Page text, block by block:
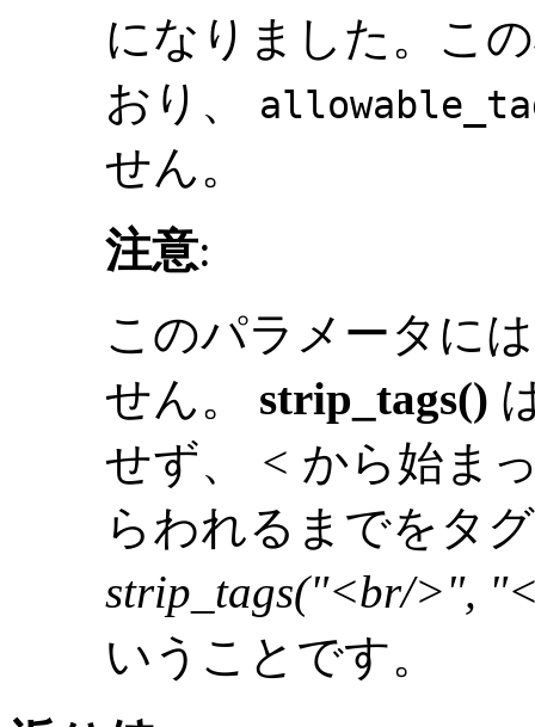
になりました。こ
おり、
せん。
注意:
このパラメータに
せん。 strip_tags()
せず、 < から始ま
らわれるまでをタ
strip_tags("<br/>",
いうことです。